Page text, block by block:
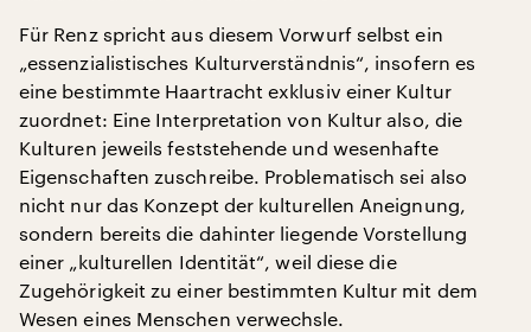
Für Renz spricht aus diesem Vorwurf selbst ein
„essenzialistisches Kulturverständnis“, insofern es
eine bestimmte Haartracht exklusiv einer Kultur
zuordnet: Eine Interpretation von Kultur also, die
Kulturen jeweils feststehende und wesenhafte
Eigenschaften zuschreibe. Problematisch sei also
nicht nur das Konzept der kulturellen Aneignung,
sondern bereits die dahinter liegende Vorstellung
einer „kulturellen Identität“, weil diese die
Zugehörigkeit zu einer bestimmten Kultur mit dem
Wesen eines Menschen verwechsle.